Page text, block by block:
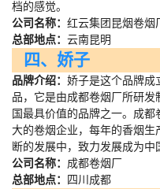
档的感觉。
公司名称： 红云集团昆烟卷烟厂
总部地点： 云南昆明
四、娇子
品牌介绍： 娇子是这个品牌成
品，它是由成都卷烟厂所研
国最具价值的品牌之一。成都
大的卷烟企业，每年的香烟生
断的发展中，致力发展成为中
公司名称： 成都卷烟厂
总部地点：
四川成都